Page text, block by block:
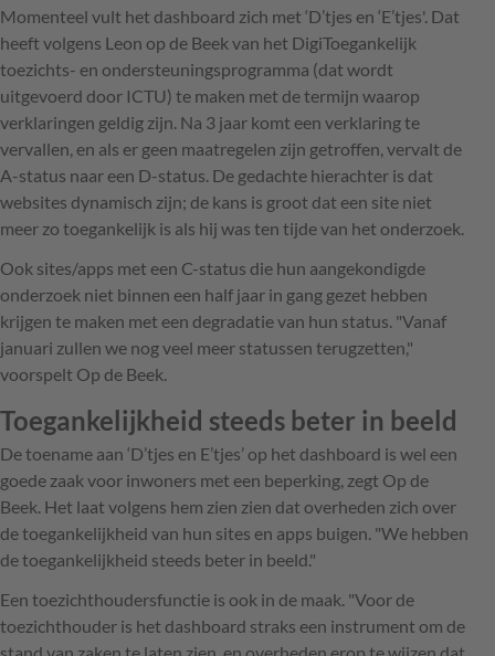
Momenteel vult het dashboard zich met ‘D’tjes en ‘E’tjes'. Dat
heeft volgens Leon op de Beek van het DigiToegankelijk
toezichts- en ondersteuningsprogramma (dat wordt
uitgevoerd door ICTU) te maken met de termijn waarop
verklaringen geldig zijn. Na 3 jaar komt een verklaring te
vervallen, en als er geen maatregelen zijn getroffen, vervalt de
A-status naar een D-status. De gedachte hierachter is dat
websites dynamisch zijn; de kans is groot dat een site niet
meer zo toegankelijk is als hij was ten tijde van het onderzoek.
Ook sites/apps met een C-status die hun aangekondigde
onderzoek niet binnen een half jaar in gang gezet hebben
krijgen te maken met een degradatie van hun status. "Vanaf
januari zullen we nog veel meer statussen terugzetten,"
voorspelt Op de Beek.
Toegankelijkheid steeds beter in beeld
De toename aan ‘D’tjes en E’tjes’ op het dashboard is wel een
goede zaak voor inwoners met een beperking, zegt Op de
Beek. Het laat volgens hem zien zien dat overheden zich over
de toegankelijkheid van hun sites en apps buigen. "We hebben
de toegankelijkheid steeds beter in beeld."
Een toezichthoudersfunctie is ook in de maak. "Voor de
toezichthouder is het dashboard straks een instrument om de